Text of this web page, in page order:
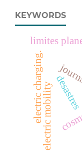
KEYWORDS
limites
electric mobility
electric charging.